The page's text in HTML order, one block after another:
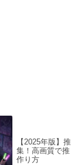
【2025年版】
集！高画質で
作り方